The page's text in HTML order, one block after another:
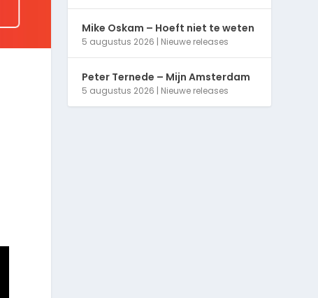
Mike Oskam – Hoeft niet te weten
5 augustus 2026 | Nieuwe releases
Peter Ternede – Mijn Amsterdam
5 augustus 2026 | Nieuwe releases